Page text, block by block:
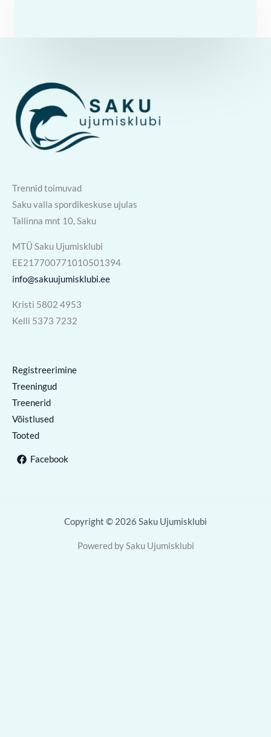
Trennid toimuvad
Saku valla spordikeskuse ujulas
Tallinna mnt 10, Saku
MTÜ Saku Ujumisklubi
EE217700771010501394
info@sakuujumisklubi.ee
Kristi 5802 4953
Kelli 5373 7232
Registreerimine
Treeningud
Treenerid
Võistlused
Tooted
Facebook
Copyright © 2026 Saku Ujumisklubi
Powered by Saku Ujumisklubi